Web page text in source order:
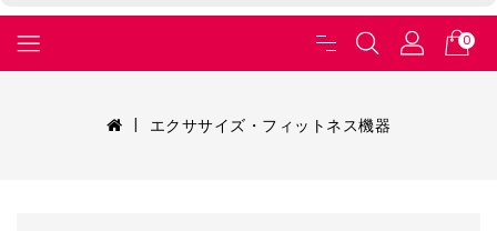
0
エクササイズ・フィットネス機器